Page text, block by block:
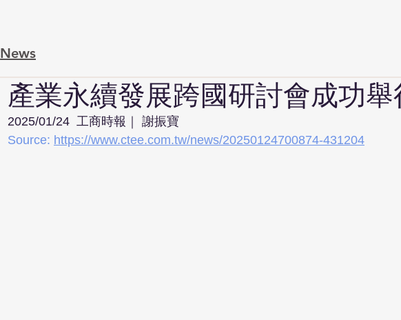
News
產業永續發展跨國研討會成功舉
2025/01/24  工商時報｜ 謝振寶
Source: https://www.ctee.com.tw/news/20250124700874-431204